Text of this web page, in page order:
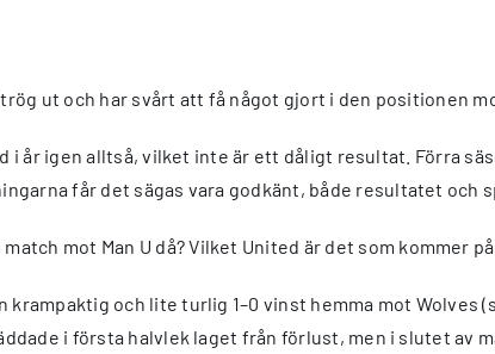
trög ut och har svårt att få något gjort i den positionen
i år igen alltså, vilket inte är ett dåligt resultat. Förra
får det sägas vara godkänt, både resultatet och
mot Man U då? Vilket United är det som kommer
krampaktig och lite turlig 1–0 vinst hemma mot
i första halvlek laget från förlust, men i slutet av